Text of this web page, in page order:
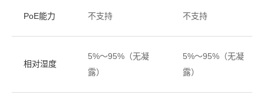
PoE能力 不支持 不支持
相对湿度
5%～95%（无凝
露）
5%～95%（无凝
露）